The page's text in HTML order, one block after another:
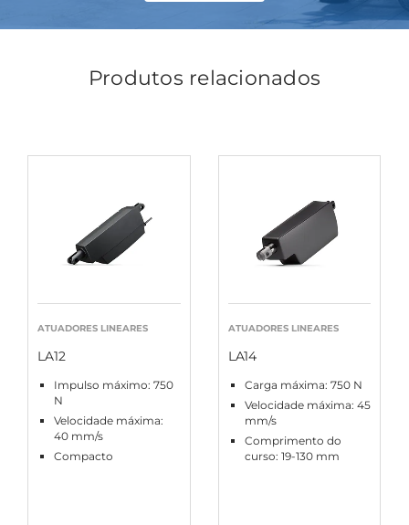
Produtos relacionados
ATUADORES LINEARES
LA12
Impulso máximo: 750
N
Velocidade máxima:
40 mm/s
Compacto
ATUADORES LINEARES
LA14
Carga máxima: 750 N
Velocidade máxima: 45
mm/s
Comprimento do
curso: 19-130 mm